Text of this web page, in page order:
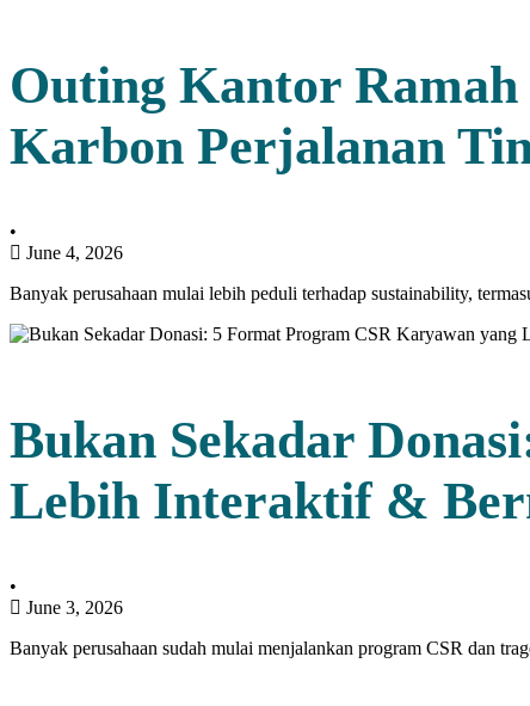
Outing Kantor
Karbon Perjalanan
•
June 4, 2026
Banyak perusahaan mulai lebih peduli terhadap sustainability,
Bukan Sekadar
Lebih Interaktif &
•
June 3, 2026
Banyak perusahaan sudah mulai menjalankan program CSR dan